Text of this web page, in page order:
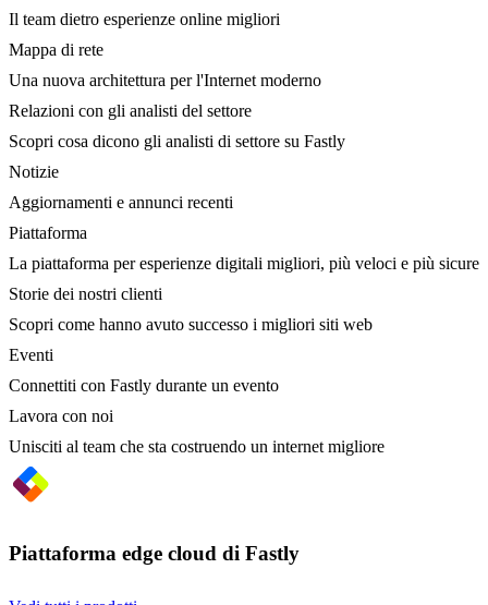
Il team dietro esperienze online migliori
Mappa di rete
Una nuova architettura per l'Internet moderno
Relazioni con gli analisti del settore
Scopri cosa dicono gli analisti di settore su Fastly
Notizie
Aggiornamenti e annunci recenti
Piattaforma
La piattaforma per esperienze digitali migliori, più veloci e più sicure
Storie dei nostri clienti
Scopri come hanno avuto successo i migliori siti web
Eventi
Connettiti con Fastly durante un evento
Lavora con noi
Unisciti al team che sta costruendo un internet migliore
Piattaforma edge cloud di Fastly